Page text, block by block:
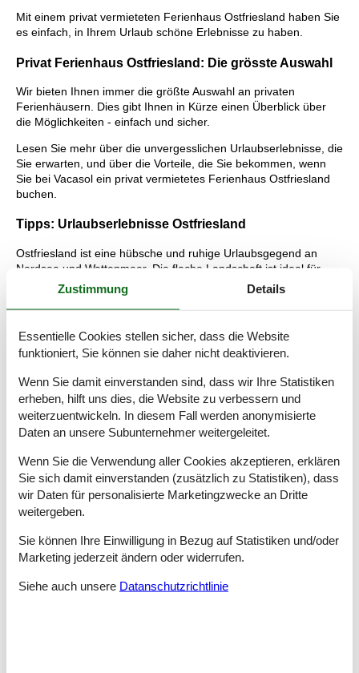
Mit einem privat vermieteten Ferienhaus Ostfriesland haben Sie
es einfach, in Ihrem Urlaub schöne Erlebnisse zu haben.
Privat Ferienhaus Ostfriesland: Die grösste Auswahl
Wir bieten Ihnen immer die größte Auswahl an privaten
Ferienhäusern. Dies gibt Ihnen in Kürze einen Überblick über
die Möglichkeiten - einfach und sicher.
Lesen Sie mehr über die unvergesslichen Urlaubserlebnisse, die
Sie erwarten, und über die Vorteile, die Sie bekommen, wenn
Sie bei Vacasol ein privat vermietetes Ferienhaus Ostfriesland
buchen.
Tipps: Urlaubserlebnisse Ostfriesland
Ostfriesland ist eine hübsche und ruhige Urlaubsgegend an
Nordsee und Wattenmeer. Die flache Landschaft ist ideal für
Familienradtouren durch eine idyllische Umgebung. Unterwegs
kommt man an Schlössern, Mühlen und Leuchttürmen, Kanälen
und Wallgräben vorbei, sodass die Radtour vielfältige Erlebnisse
bietet. Die Kinder werden einen Tag im Erlebnisbad Ocean
Wave lieben, wo auch die Erwachsenen entspannte Stunden
erwarten. Im großen Aquarium Wilhelmshaven können Sie sich
mehr als 300 Tierarten und eine einzigartige Fossiliensammlung
ansehen. Neben dem Aquarium befindet sich das Deutsche
Marinemuseum, wo die Geschichte der Marine von 1848 bis in
die Gegenwart präsentiert wird.
Wattenmeer, wo es bei Ebbe viel Spaß macht, im nassen Sand
kleine Krebstiere zu suchen. Das flache Marschgebiet ist ideal
für Radtouren geeignet, und unterwegs gibt es jede Menge
historische Gebäude und Sehenswürdigkeiten. Die ganze
dem Parcours versuchen, und die Kinder erwarten im
Erlebnisbad Ocean Wave Spaß und rasante Action, während die
Wattenmeer und Nordsee sind einige der schönen
Zustimmung Details
Essentielle Cookies stellen sicher, dass die Website
funktioniert, Sie können sie daher nicht deaktivieren.
Wenn Sie damit einverstanden sind, dass wir Ihre Statistiken
erheben, hilft uns dies, die Website zu verbessern und
weiterzuentwickeln. In diesem Fall werden anonymisierte
Daten an unsere Subunternehmer weitergeleitet.
Wenn Sie die Verwendung aller Cookies akzeptieren, erklären
Sie sich damit einverstanden (zusätzlich zu Statistiken), dass
wir Daten für personalisierte Marketingzwecke an Dritte
weitergeben.
Sie können Ihre Einwilligung in Bezug auf Statistiken und/oder
Marketing jederzeit ändern oder widerrufen.
Siehe auch unsere Datanschutzrichtlinie